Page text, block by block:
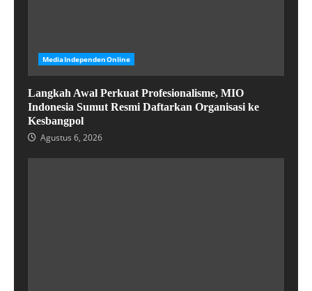
MediaIndependenOnline
Langkah Awal Perkuat Profesionalisme, MIO
Indonesia Sumut Resmi Daftarkan Organisasi ke
Kesbangpol
Agustus 6, 2026